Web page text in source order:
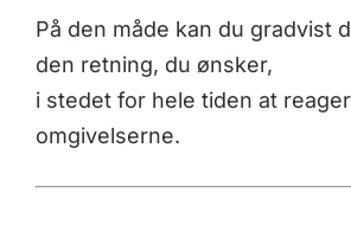
På den måde kan du gradvist
den retning, du ønsker,
i stedet for hele tiden at
omgivelserne.